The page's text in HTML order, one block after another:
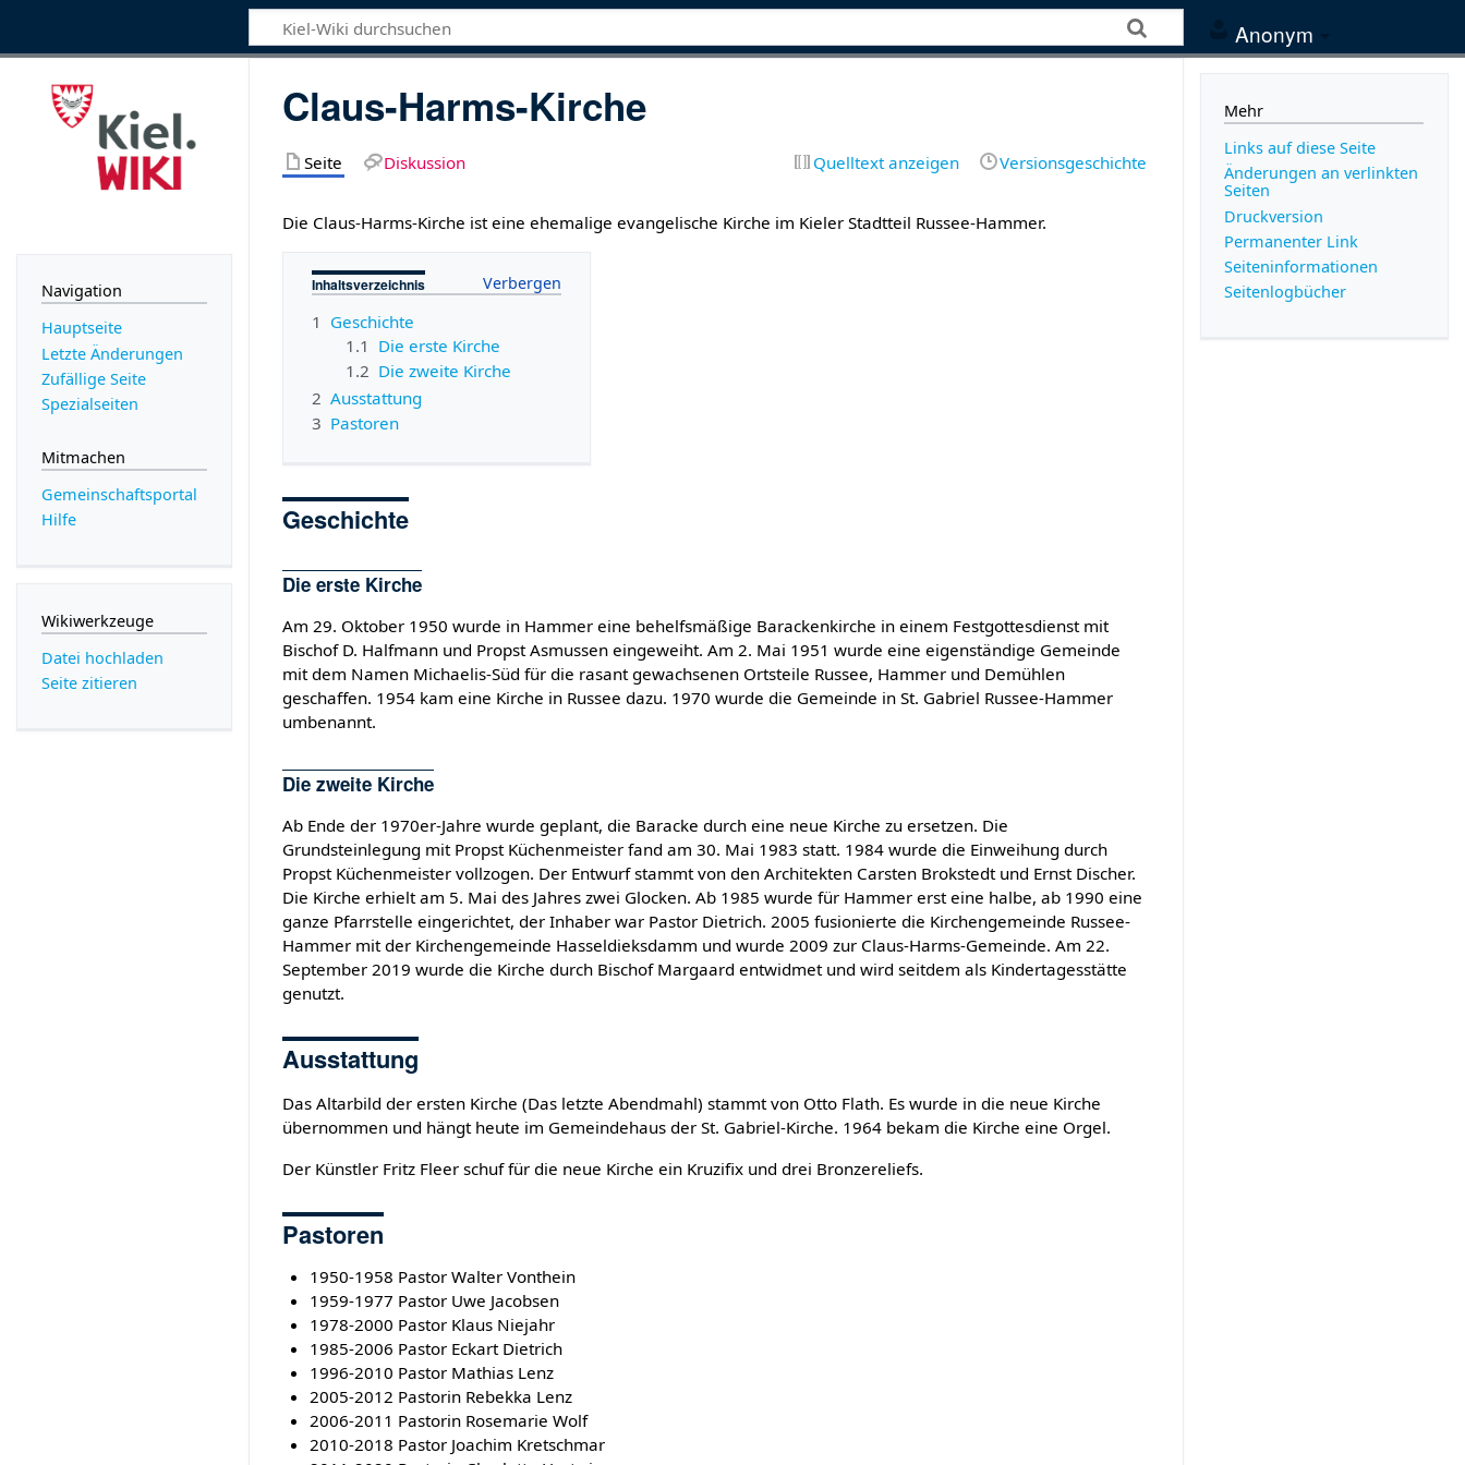
Anonym
Claus-Harms-Kirche
Seite Diskussion Quelltext anzeigen Versionsgeschichte
Die Claus-Harms-Kirche ist eine ehemalige evangelische Kirche im Kieler Stadtteil Russee-Hammer.
Inhaltsverzeichnis
1 Geschichte
1.1 Die erste Kirche
1.2 Die zweite Kirche
2 Ausstattung
3 Pastoren
Geschichte
Die erste Kirche
Am 29. Oktober 1950 wurde in Hammer eine behelfsmäßige Barackenkirche in einem Festgottesdienst mit
Bischof D. Halfmann und Propst Asmussen eingeweiht. Am 2. Mai 1951 wurde eine eigenständige Gemeinde
mit dem Namen Michaelis-Süd für die rasant gewachsenen Ortsteile Russee, Hammer und Demühlen
geschaffen. 1954 kam eine Kirche in Russee dazu. 1970 wurde die Gemeinde in St. Gabriel Russee-Hammer
umbenannt.
Die zweite Kirche
Ab Ende der 1970er-Jahre wurde geplant, die Baracke durch eine neue Kirche zu ersetzen. Die
Grundsteinlegung mit Propst Küchenmeister fand am 30. Mai 1983 statt. 1984 wurde die Einweihung durch
Propst Küchenmeister vollzogen. Der Entwurf stammt von den Architekten Carsten Brokstedt und Ernst Discher.
Die Kirche erhielt am 5. Mai des Jahres zwei Glocken. Ab 1985 wurde für Hammer erst eine halbe, ab 1990 eine
ganze Pfarrstelle eingerichtet, der Inhaber war Pastor Dietrich. 2005 fusionierte die Kirchengemeinde Russee-
Hammer mit der Kirchengemeinde Hasseldieksdamm und wurde 2009 zur Claus-Harms-Gemeinde. Am 22.
September 2019 wurde die Kirche durch Bischof Margaard entwidmet und wird seitdem als Kindertagesstätte
genutzt.
Ausstattung
Das Altarbild der ersten Kirche (Das letzte Abendmahl) stammt von Otto Flath. Es wurde in die neue Kirche
übernommen und hängt heute im Gemeindehaus der St. Gabriel-Kirche. 1964 bekam die Kirche eine Orgel.
Der Künstler Fritz Fleer schuf für die neue Kirche ein Kruzifix und drei Bronzereliefs.
Pastoren
1950-1958 Pastor Walter Vonthein
1959-1977 Pastor Uwe Jacobsen
1978-2000 Pastor Klaus Niejahr
1985-2006 Pastor Eckart Dietrich
1996-2010 Pastor Mathias Lenz
2005-2012 Pastorin Rebekka Lenz
2006-2011 Pastorin Rosemarie Wolf
2010-2018 Pastor Joachim Kretschmar
Navigation
Hauptseite
Letzte Änderungen
Zufällige Seite
Spezialseiten
Mitmachen
Gemeinschafts­portal
Hilfe
Wikiwerkzeuge
Datei hochladen
Seite zitieren
Mehr
Links auf diese Seite
Änderungen an verlinkten
Seiten
Druckversion
Permanenter Link
Seiten­­informationen
Seitenlogbücher